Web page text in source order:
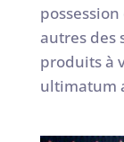
autres des
produits à
ultimatum